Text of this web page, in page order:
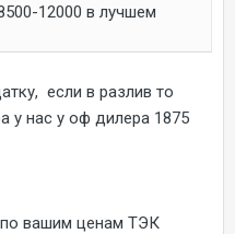
12000 в лучшем
если в разлив то
у нас у оф дилера 1875
вашим ценам ТЭК